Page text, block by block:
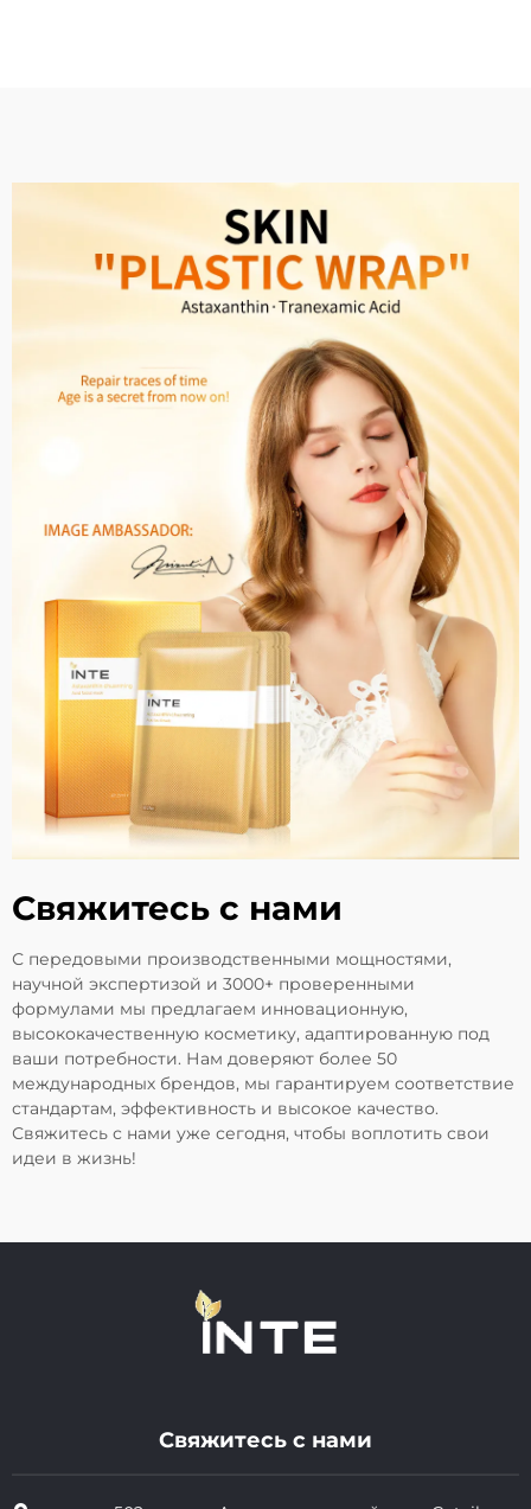
Свяжитесь с нами
С передовыми производственными мощностями,
научной экспертизой и 3000+ проверенными
формулами мы предлагаем инновационную,
высококачественную косметику, адаптированную под
ваши потребности. Нам доверяют более 50
международных брендов, мы гарантируем соответствие
стандартам, эффективность и высокое качество.
Свяжитесь с нами уже сегодня, чтобы воплотить свои
идеи в жизнь!
Свяжитесь с нами